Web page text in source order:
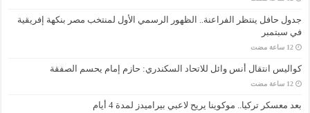
جدول حافل ينتظر الفراعنة.. الظهور الرسمي الأول لمنتخب مصر بنكهة إفريقية
في سبتمبر
‏12 ساعة مضت
كواليس انتقال أنس وائل للاتحاد السكندري: حازم إمام يحسم الصفقة
‏12 ساعة مضت
بعد معسكر تركيا.. موكوينا يريح لاعبي بيراميدز لمدة 4 أيام